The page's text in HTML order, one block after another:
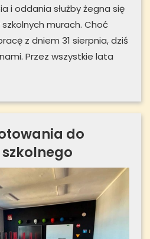
i oddania służby żegna się
murach. Choć
z dniem 31 sierpnia, dziś
Przez wszystkie lata
do